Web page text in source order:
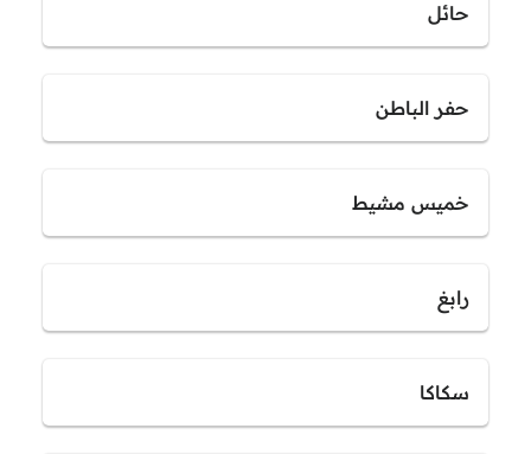
حائل
حفر الباطن
خميس مشيط
رابغ
سكاكا